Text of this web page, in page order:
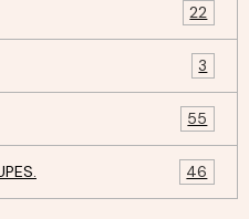
22
3
55
46